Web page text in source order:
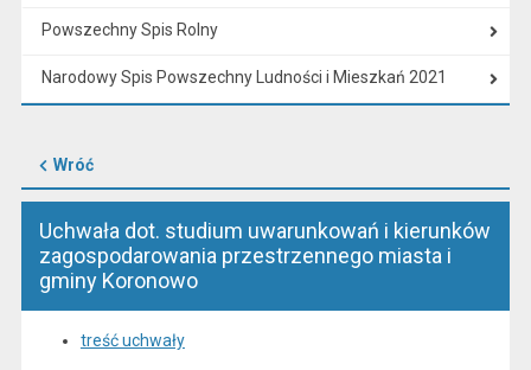
Powszechny Spis Rolny
Narodowy Spis Powszechny Ludności i Mieszkań 2021
Wróć
Uchwała dot. studium uwarunkowań i kierunków
zagospodarowania przestrzennego miasta i
gminy Koronowo
treść uchwały